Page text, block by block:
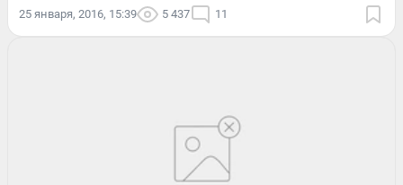
25 января, 2016, 15:39 5 437 11